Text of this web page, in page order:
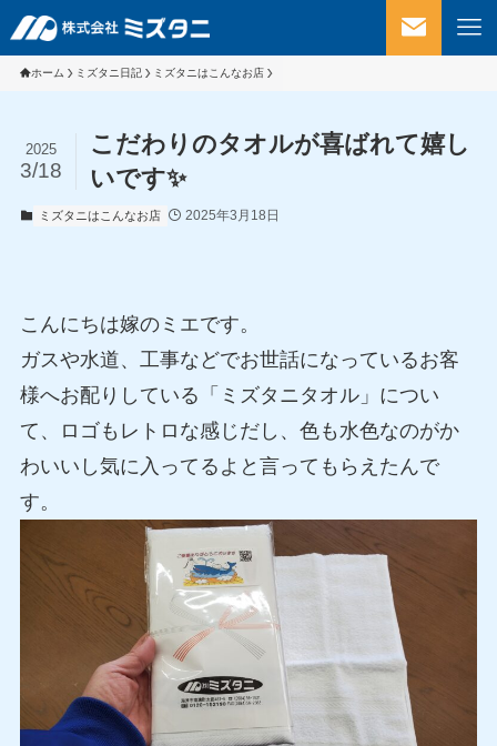
ホーム ミズタニ日記 ミズタニはこんなお店
こだわりのタオルが喜ばれて嬉し
いです✨
2025
3/18
ミズタニはこんなお店 2025年3月18日
こんにちは嫁のミエです。
ガスや水道、工事などでお世話になっているお客
様へお配りしている「ミズタニタオル」につい
て、ロゴもレトロな感じだし、色も水色なのがか
わいいし気に入ってるよと言ってもらえたんで
す。